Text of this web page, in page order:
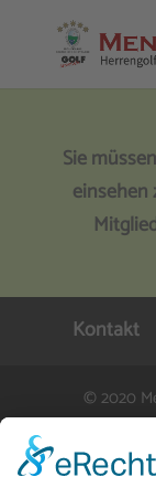
Sie
Kontakt
© 2020